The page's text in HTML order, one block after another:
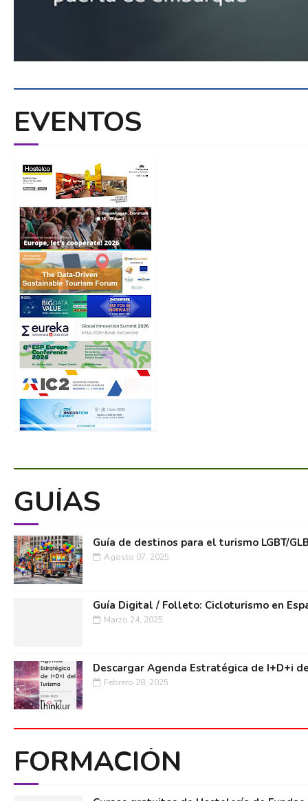
EVENTOS
GUÍAS
Guía de destinos para el turismo LGBT/
Agosto 07, 2025
Guía Digital / Folleto: Cicloturismo en
Marzo 24, 2025
Descargar Agenda Estratégica de I+D+i
Febrero 28, 2025
FORMACIÓN